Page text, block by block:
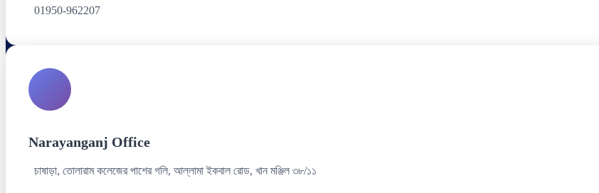
01950-962207
Narayanganj Office
চাষাড়া, তোলারাম কলেজের পাশের গলি, আল্লামা ইকবাল রোড, খান মঞ্জিল ৩৮/১১